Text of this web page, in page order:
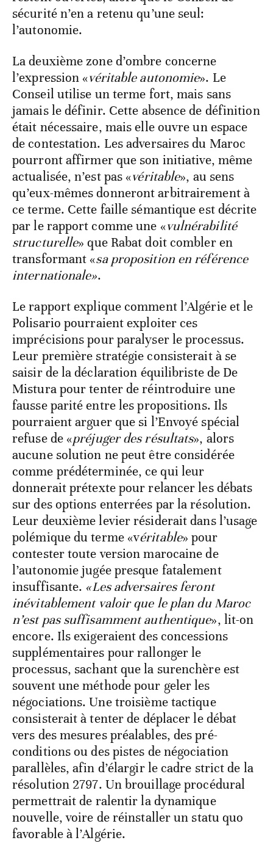
sécurité n’en a retenu qu’une seul:
l’autonomie.
La deuxième zone d’ombre concerne
l’expression «véritable autonomie». Le
Conseil utilise un terme fort, mais sans
jamais le définir. Cette absence de définition
était nécessaire, mais elle ouvre un espace
de contestation. Les adversaires du Maroc
pourront affirmer que son initiative, même
actualisée, n’est pas «véritable», au sens
qu’eux-mêmes donneront arbitrairement à
ce terme. Cette faille sémantique est décrite
par le rapport comme une «vulnérabilité
structurelle» que Rabat doit combler en
transformant «sa proposition en référence
internationale».
Le rapport explique comment l’Algérie et le
Polisario pourraient exploiter ces
imprécisions pour paralyser le processus.
Leur première stratégie consisterait à se
saisir de la déclaration équilibriste de De
Mistura pour tenter de réintroduire une
fausse parité entre les propositions. Ils
pourraient arguer que si l’Envoyé spécial
refuse de «préjuger des résultats», alors
aucune solution ne peut être considérée
comme prédéterminée, ce qui leur
donnerait prétexte pour relancer les débats
sur des options enterrées par la résolution.
Leur deuxième levier résiderait dans l’usage
polémique du terme «véritable» pour
contester toute version marocaine de
l’autonomie jugée presque fatalement
insuffisante. «Les adversaires feront
inévitablement valoir que le plan du Maroc
n’est pas suffisamment authentique», lit-on
encore. Ils exigeraient des concessions
supplémentaires pour rallonger le
processus, sachant que la surenchère est
souvent une méthode pour geler les
négociations. Une troisième tactique
consisterait à tenter de déplacer le débat
vers des mesures préalables, des pré-
conditions ou des pistes de négociation
parallèles, afin d’élargir le cadre strict de la
résolution 2797. Un brouillage procédural
permettrait de ralentir la dynamique
nouvelle, voire de réinstaller un statu quo
favorable à l’Algérie.